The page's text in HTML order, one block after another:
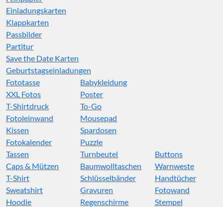
Einladungskarten
Klappkarten
Passbilder
Partitur
Save the Date Karten
Geburtstagseinladungen
Fototasse
XXL Fotos
T-Shirtdruck
Fotoleinwand
Kissen
Fotokalender
Babykleidung
Poster
To-Go
Mousepad
Spardosen
Puzzle
Tassen
Caps & Mützen
T-Shirt
Sweatshirt
Hoodie
Turnbeutel
Baumwolltaschen
Schlüsselbänder
Gravuren
Regenschirme
Buttons
Warnweste
Handtücher
Fotowand
Stempel